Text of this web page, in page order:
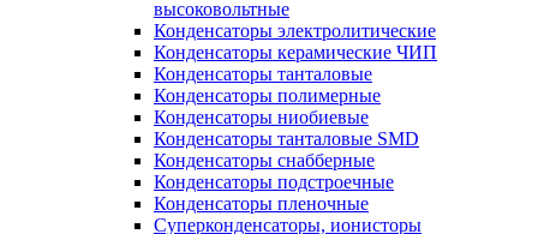
высоковольтные
Конденсаторы электролитические
Конденсаторы керамические ЧИП
Конденсаторы танталовые
Конденсаторы полимерные
Конденсаторы ниобиевые
Конденсаторы танталовые SMD
Конденсаторы снабберные
Конденсаторы подстроечные
Конденсаторы пленочные
Суперконденсаторы, ионисторы